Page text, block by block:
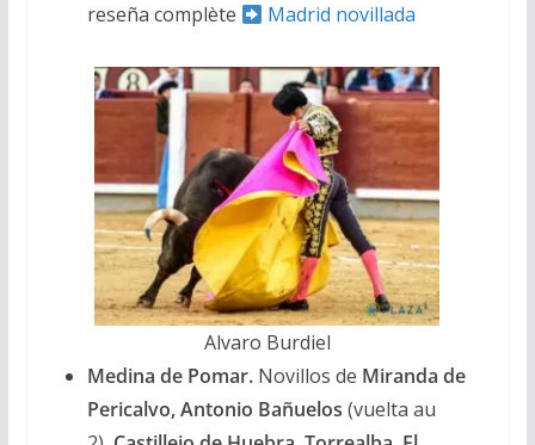
reseña complète
Madrid novillada
Alvaro Burdiel
Medina de Pomar.Novillos de Miranda de
Pericalvo, Antonio Bañuelos (vuelta au